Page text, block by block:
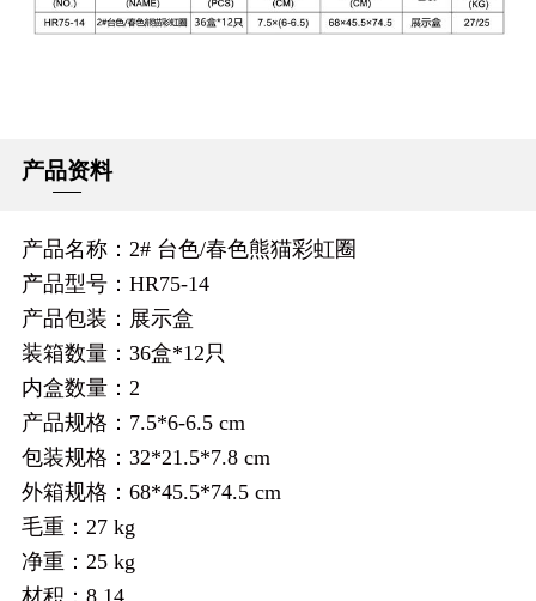
产品资料
产品名称：2# 台色/春色熊猫彩虹圈
产品型号：HR75-14
产品包装：展示盒
装箱数量：36盒*12只
内盒数量：2
产品规格：7.5*6-6.5 cm
包装规格：32*21.5*7.8 cm
外箱规格：68*45.5*74.5 cm
毛重：27 kg
净重：25 kg
材积：8.14